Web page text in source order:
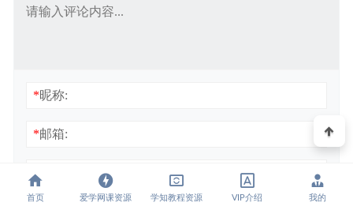
*昵称:
*邮箱:
网址:
浏览器会保存昵称、邮箱和网站cookies信息，下次评论时使用。
首页 爱学网课资源 学知教程资源 VIP介绍 我的